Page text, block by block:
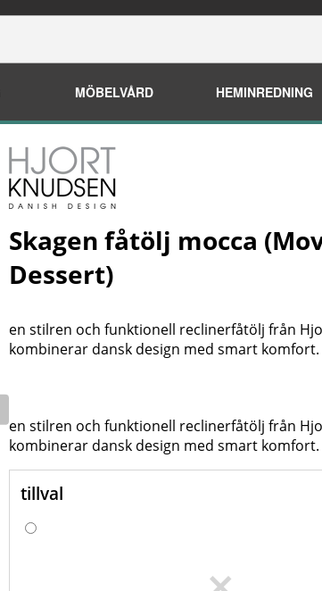
MÖBELVÅRD HEMINREDNING
Skagen fåtölj mocca
Dessert)
en stilren och funktionell reclinerfåtölj från
kombinerar dansk design med smart komfort.
en stilren och funktionell reclinerfåtölj från
kombinerar dansk design med smart komfort.
tillval